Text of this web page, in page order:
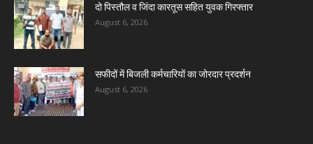
दो पिस्तौल व जिंदा कारतूस सहित युवक गिरफ्तार
August 6, 2026
सफीदों में बिजली कर्मचारियों का जोरदार प्रदर्शन
August 6, 2026